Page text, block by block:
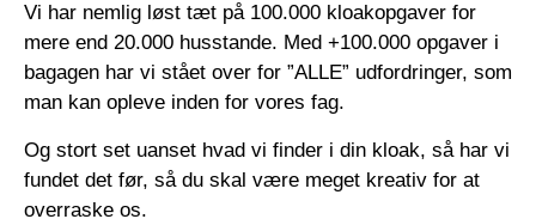
Vi har nemlig løst tæt på 100.000 kloakopgaver for
mere end 20.000 husstande. Med +100.000 opgaver i
bagagen har vi stået over for ”ALLE” udfordringer, som
man kan opleve inden for vores fag.
Og stort set uanset hvad vi finder i din kloak, så har vi
fundet det før, så du skal være meget kreativ for at
overraske os.